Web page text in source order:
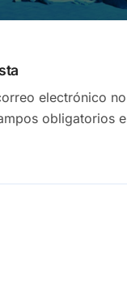
electrónico
obligatorios